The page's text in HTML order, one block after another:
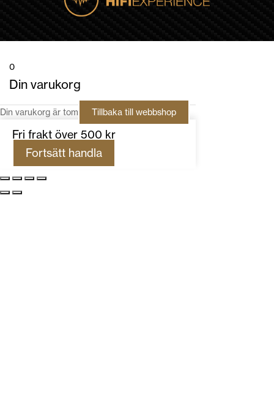
0
Din varukorg
Din varukorg är tom Tillbaka till webbshop
Fri frakt över 500 kr
Fortsätt handla